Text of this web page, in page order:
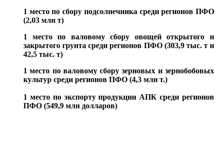
1 место по сбору подсолнечника среди регионов ПФО
(2,03 млн т)
1 место по валовому сбору овощей открытого и
закрытого грунта среди регионов ПФО (303,9 тыс. т и
42,5 тыс. т)
1 место по валовому сбору зерновых и зернобобовых
культур среди регионов ПФО (4,3 млн т.)
1 место по экспорту продукции АПК среди регионов
ПФО (549,9 млн долларов)